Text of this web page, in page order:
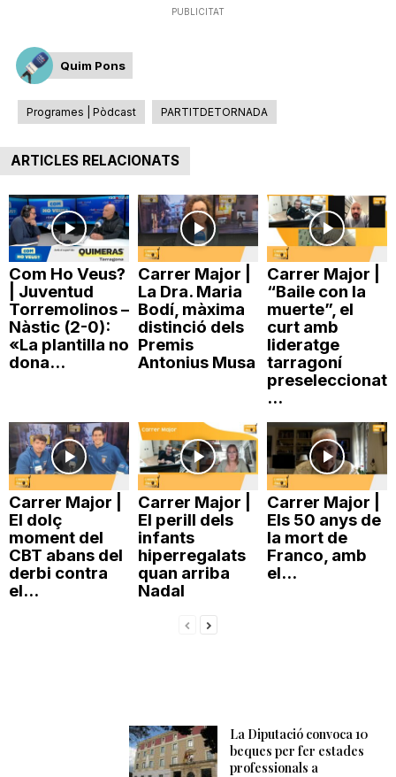
a
PUBLICITAT
Quim Pons
Programes | Pòdcast PARTITDETORNADA
ARTICLES RELACIONATS
Com Ho Veus?
| Juventud
Torremolinos –
Nàstic (2-0):
«La plantilla no
dona...
Carrer Major |
La Dra. Maria
Bodí, màxima
distinció dels
Premis
Antonius Musa
Carrer Major |
“Baile con la
muerte”, el
curt amb
lideratge
tarragoní
preseleccionat
...
Carrer Major |
El dolç
moment del
CBT abans del
derbi contra
el...
Carrer Major |
El perill dels
infants
hiperregalats
quan arriba
Nadal
Carrer Major |
Els 50 anys de
la mort de
Franco, amb
el...